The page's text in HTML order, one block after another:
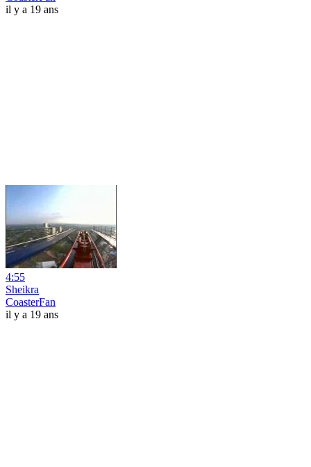
il y a 19 ans
4:55
Sheikra
CoasterFan
il y a 19 ans